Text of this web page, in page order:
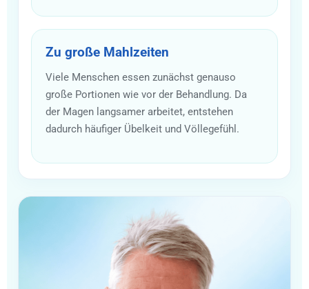
Zu große Mahlzeiten
Viele Menschen essen zunächst genauso
große Portionen wie vor der Behandlung. Da
der Magen langsamer arbeitet, entstehen
dadurch häufiger Übelkeit und Völlegefühl.